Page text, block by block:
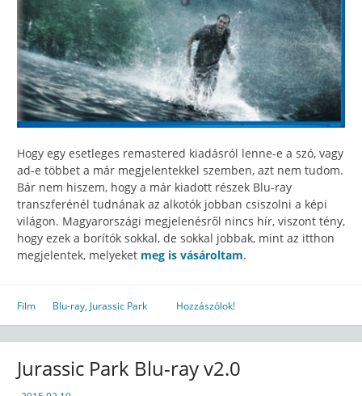
Hogy egy esetleges remastered kiadásról lenne-e a szó, vagy
ad-e többet a már megjelentekkel szemben, azt nem tudom.
Bár nem hiszem, hogy a már kiadott részek Blu-ray
transzferénél tudnának az alkotók jobban csiszolni a képi
világon. Magyarországi megjelenésről nincs hír, viszont tény,
hogy ezek a borítók sokkal, de sokkal jobbak, mint az itthon
megjelentek, melyeket meg is vásároltam.
Film Blu-ray, Jurassic Park Hozzászólok!
Jurassic Park Blu-ray v2.0